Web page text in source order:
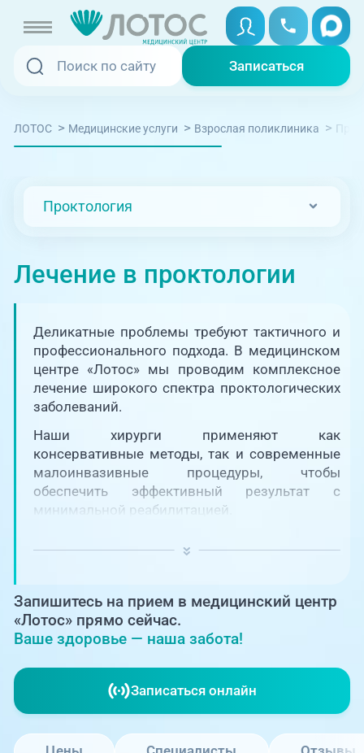
Записаться
Записаться
Услуги и цены
Отзывы
Адреса клиник
О клинике
Блог врачей
Новости
+7 (351) 220-00-03
Записаться онлайн
Вызвать скорую
Медицина на дому
Телемедицина
+7 (351) 220-00-03
Единая справочная служба,
запись на прием
+7 (351) 220-03-03
Центр амбулаторной
онкологической помощи
+7 (7142) 927-003
ЛОТОС > Медицинские услуги > Взрослая поликлиника >
Проктология
Лечение в проктологии
Деликатные проблемы требуют тактичного и
профессионального подхода. В медицинском
центре «Лотос» мы проводим комплексное
лечение широкого спектра проктологических
заболеваний.
Наши хирурги применяют как
консервативные методы, так и современные
малоинвазивные процедуры, чтобы
обеспечить эффективный результат с
минимальной реабилитацией.
Запишитесь на прием в медицинский центр
«Лотос» прямо сейчас.
Ваше здоровье — наша забота!
Записаться онлайн